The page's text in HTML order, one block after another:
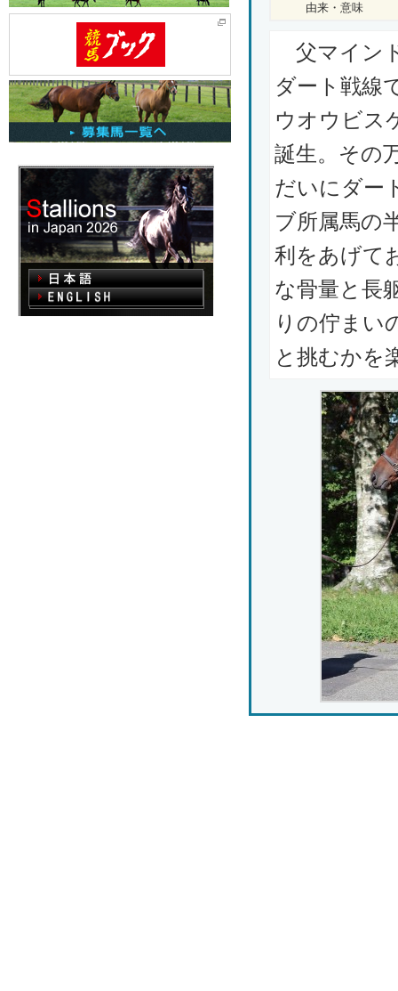
由来・意味
父マイン
ダート戦線
ウオウビス
誕生。その
だいにダー
ブ所属馬の
利をあげて
な骨量と長
りの佇まい
と挑むかを